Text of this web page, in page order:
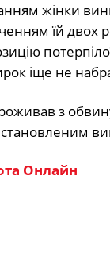
жінки
їй
іще не
з
Онлайн